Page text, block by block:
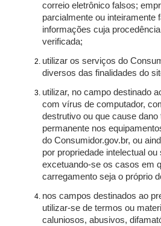
correio eletrônico falsos;
parcialmente ou inteiramente
informações cuja
verificada;
utilizar os serviços do
diversos das finalidades do
utilizar, no campo destinado
com vírus de computador,
destrutivo ou que cause dano
permanente nos
do Consumidor.gov.br, ou
por propriedade intelectual
excetuando-se os casos em
carregamento seja o próprio
nos campos destinados ao
utilizar-se de termos ou
caluniosos, abusivos,